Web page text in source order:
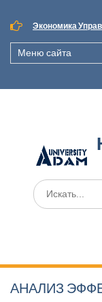
Экономика
Меню сайта
Поиск
для:
АНАЛИЗ